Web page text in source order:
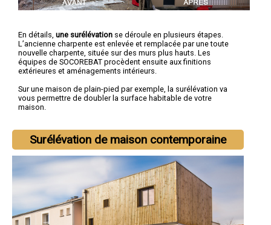
En détails, une surélévation se déroule en plusieurs étapes.
L’ancienne charpente est enlevée et remplacée par une toute
nouvelle charpente, située sur des murs plus hauts. Les
équipes de SOCOREBAT procèdent ensuite aux finitions
extérieures et aménagements intérieurs.
Sur une maison de plain-pied par exemple, la surélévation va
vous permettre de doubler la surface habitable de votre
maison.
Surélévation de maison contemporaine